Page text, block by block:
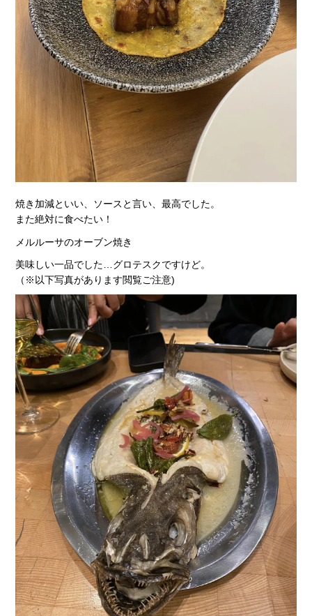
焼き加減といい、ソースと言い、最高でした。
また絶対に食べたい！
メルルーサのオーブン焼き
美味しい一品でした…グロテスクですけど。
（※以下写真があります閲覧ご注意)